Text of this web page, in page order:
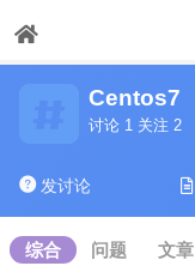
Centos7
讨论 1 关注 2
发讨论
综合 问题 文章